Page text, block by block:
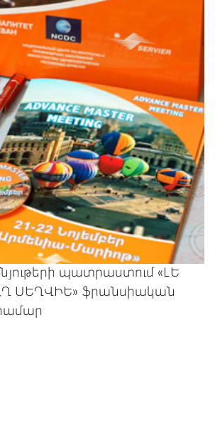
պատրաստում «ԼԵ
ՍԵՂՎԻԵ» ֆրանսիական